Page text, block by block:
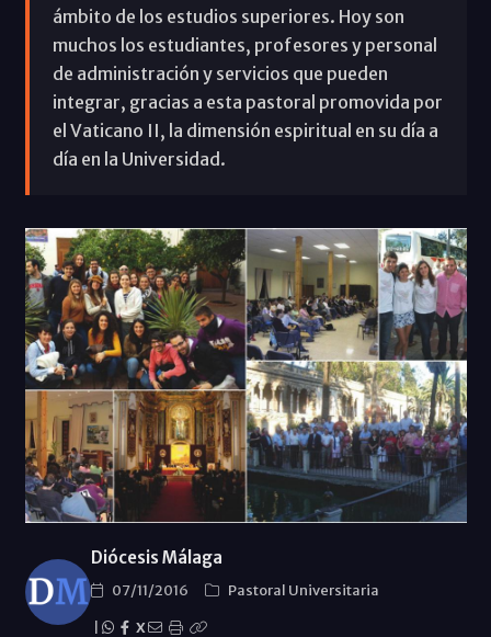
ámbito de los estudios superiores. Hoy son
muchos los estudiantes, profesores y personal
de administración y servicios que pueden
integrar, gracias a esta pastoral promovida por
el Vaticano II, la dimensión espiritual en su día a
día en la Universidad.
Diócesis Málaga
07/11/2016
Pastoral Universitaria
X